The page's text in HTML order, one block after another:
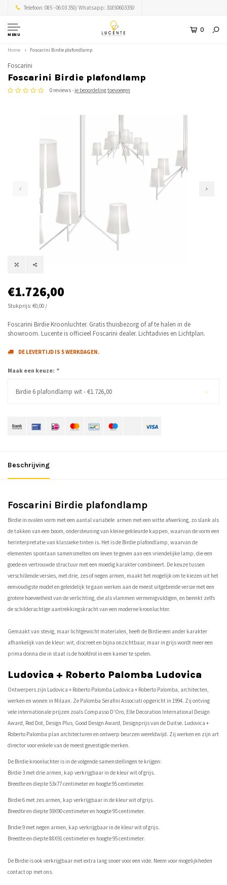
Telefoon: 085 - 06 03 350/ Whatsapp: 31850603350
MENU
0
Home Foscarini Birdie plafondlamp
Foscarini
Foscarini Birdie plafondlamp
0 reviews - je beoordeling toevoegen
€1.726,00
Stukprijs: €0,00 /
Foscarini Birdie Kroonluchter. Gratis thuisbezorg of af te halen in de
showroom. Lucente is officieel Foscarini dealer. Lichtadvies en Lichtplan.
DE LEVERTIJD IS 5 WERKDAGEN.
Maak een keuze: *
Birdie 6 plafondlamp wit - €1.726,00
Beschrijving
Foscarini Birdie plafondlamp
Birdie in ovalen vorm met een aantal variabele armen met een witte afwerking, zo slank als
de takken van een boom, ondersteuning van kleine gekleurde kappen, waarvan de vorm een
herinterpretatie van klassieke tinten is. Het is de Birdie plafondlamp, waarvan de
elementen spontaan samensmelten om leven te geven aan een vriendelijke lamp, die een
goede en vertrouwde structuur met een moedig karakter combineert. De keuze tussen
verschillende versies, met drie, zes of negen armen, maakt het mogelijk om te kiezen uit het
eenvoudigste model en geleidelijk te gaan werken aan de meest uitgebreide versie met een
grotere hoeveelheid van de verlichting, die als vlammen vermenigvuldigen, en bereikt zelfs
de schilderachtige aantrekkingskracht van een moderne kroonluchter.
Gemaakt van stevig, maar lichtgewicht materialen, heeft de Birdie een ander karakter
afhankelijk van de kleur: wit, discreet en bijna onzichtbaar, maar in grijs wordt meer een
prima donna die in staat is de hoofdrol in een kamer te spelen.
Ludovica + Roberto Palomba Ludovica
Ontwerpers zijn Ludovica + Roberto Palomba Ludovica + Roberto Palomba, architecten,
werken en wonen in Milaan. Ze Palomba Serafini Associati opgericht in 1994. Zij ontving
vele internationale prijzen zoals Compasso D'Oro, Elle Decoration International Design
Award, Red Dot, Design Plus, Good Design Award, Designprijs van de Duitse. Ludovica +
Roberto Palomba plan architecturen en ontwerp beurzen wereldwijd. Zij werken en zijn art
director voor enkele van de meest gevestigde merken.
De Birdie kroonluchter is in de volgende samenstellingen te krijgen:
Birdie 3 met drie armen, kap verkrijgbaar in de kleur wit of grijs.
Breedte en diepte 53x77 centimeter en hoogte 95 centimeter.
Birdie 6 met zes armen, kap verkrijgbaar in de kleur wit of grijs.
Breedte en diepte 59X90 centimeter en hoogte 95 centimeter.
Bridie 9 met negen armen, kap verkrijgbaar in de kleur wit of grijs.
Breedte en diepte 88X91 centimeter en hoogte 95 centimeter.
De Birdie is ook verkrijgbaar met extra lang snoer voor een vide. Neem voor mogelijkheden
contact op met ons.